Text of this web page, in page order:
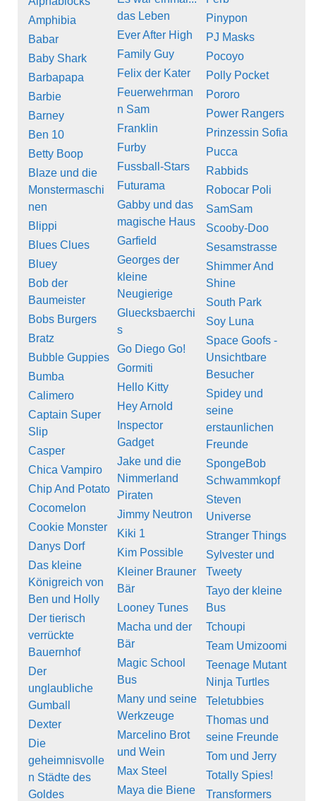
Amphibia
Babar
Baby Shark
Barbapapa
Barbie
Barney
Ben 10
Betty Boop
Blaze und die
Monstermaschi
nen
Blippi
Blues Clues
Bluey
Bob der
Baumeister
Bobs Burgers
Bratz
Bubble Guppies
Bumba
Calimero
Captain Super
Slip
Casper
Chica Vampiro
Chip And Potato
Cocomelon
Cookie Monster
Danys Dorf
Das kleine
Königreich von
Ben und Holly
Der tierisch
verrückte
Bauernhof
Der
unglaubliche
Gumball
Dexter
Die
geheimnisvolle
n Städte des
Goldes
das Leben
Ever After High
Family Guy
Felix der Kater
Feuerwehrman
n Sam
Franklin
Furby
Fussball-Stars
Futurama
Gabby und das
magische Haus
Garfield
Georges der
kleine
Neugierige
Gluecksbaerchi
s
Go Diego Go!
Gormiti
Hello Kitty
Hey Arnold
Inspector
Gadget
Jake und die
Nimmerland
Piraten
Jimmy Neutron
Kiki 1
Kim Possible
Kleiner Brauner
Bär
Looney Tunes
Macha und der
Bär
Magic School
Bus
Many und seine
Werkzeuge
Marcelino Brot
und Wein
Max Steel
Maya die Biene
Pinypon
PJ Masks
Pocoyo
Polly Pocket
Pororo
Power Rangers
Prinzessin Sofia
Pucca
Rabbids
Robocar Poli
SamSam
Scooby-Doo
Sesamstrasse
Shimmer And
Shine
South Park
Soy Luna
Space Goofs -
Unsichtbare
Besucher
Spidey und
seine
erstaunlichen
Freunde
SpongeBob
Schwammkopf
Steven
Universe
Stranger Things
Sylvester und
Tweety
Tayo der kleine
Bus
Tchoupi
Team Umizoomi
Teenage Mutant
Ninja Turtles
Teletubbies
Thomas und
seine Freunde
Tom und Jerry
Totally Spies!
Transformers